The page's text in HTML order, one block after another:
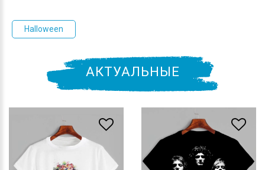
Halloween
АКТУАЛЬНЫЕ